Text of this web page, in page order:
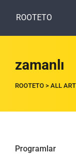
ROOTETO
zamanlı
ROOTETO > ALL
Programlar